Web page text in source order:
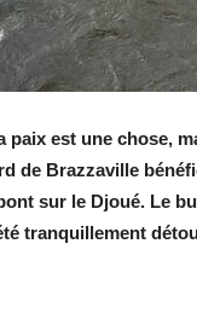
paix est une chose,
de Brazzaville
sur le Djoué. Le
tranquillement